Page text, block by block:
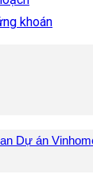
khoán
Dự án